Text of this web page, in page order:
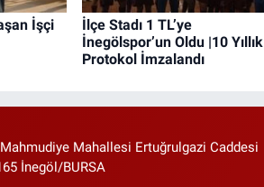
İşçi
İlçe Stadı 1 TL’ye
İnegölspor’un Oldu |10 Yıllık
Protokol İmzalandı
Mahmudiye Mahallesi Ertuğrulgazi Caddesi
İnegöl/BURSA